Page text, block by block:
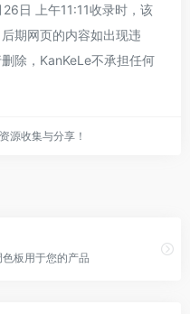
日 上午11:11收录时，该
期网页的内容如出现违
除，KanKeLe不承担任何
源收集与分享！
板用于您的产品